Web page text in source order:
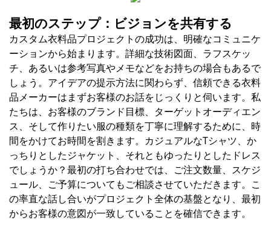
最初のステップ：ビジョンを共有する
カスタム衣料品プロジェクトの成功は、明確なコミュニケ
ーションから始まります。詳細な技術図面、ラフスケッ
チ、あるいは参考写真やメモなどをお持ちの場合もあるで
しょう。アイデアの提示方法に関わらず、信頼できる衣料
品メーカーはまずお客様のお話をじっくりと伺います。私
たちは、お客様のブランド目標、ターゲットオーディエン
ス、そして作りたい服の種類を丁寧に理解するために、時
間をかけてお時間を割きます。カジュアルなTシャツ、か
っちりとしたジャケット、それともゆったりとしたドレス
でしょうか？最初の打ち合わせでは、ご注文数量、スケジ
ュール、ご予算についてもご相談させていただきます。こ
の率直な話し合いがプロジェクト全体の基盤となり、最初
からお客様の意図が一致していることを確信できます。